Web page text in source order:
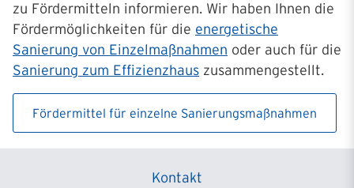
zu Fördermitteln informieren. Wir haben Ihnen die
Fördermöglichkeiten für die energetische
Sanierung von Einzelmaßnahmen oder auch für die
Sanierung zum Effizienzhaus zusammengestellt.
Fördermittel für einzelne Sanierungsmaßnahmen
Kontakt